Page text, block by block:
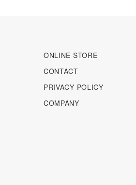
ONLINE STORE
CONTACT
PRIVACY POLICY
COMPANY